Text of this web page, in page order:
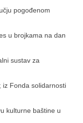
pogođenom
u brojkama na dan
sustav za
iz Fonda solidarnosti
kulturne baštine u